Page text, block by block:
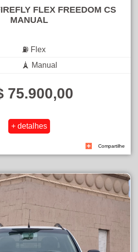
FLEX FREEDOM CS
MANUAL
⛽ Flex
🗼 Manual
75.900,00
Compartilhe